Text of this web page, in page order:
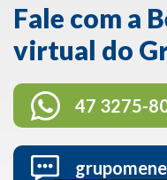
Fale com a
virtual do
47 3275-